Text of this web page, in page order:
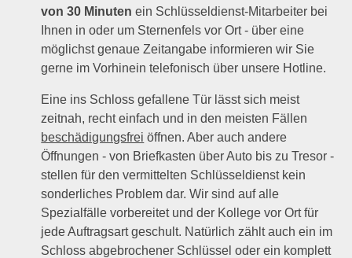
von 30 Minuten ein Schlüsseldienst-Mitarbeiter bei
Ihnen in oder um Sternenfels vor Ort - über eine
möglichst genaue Zeitangabe informieren wir Sie
gerne im Vorhinein telefonisch über unsere Hotline.
Eine ins Schloss gefallene Tür lässt sich meist
zeitnah, recht einfach und in den meisten Fällen
beschädigungsfrei öffnen. Aber auch andere
Öffnungen - von Briefkasten über Auto bis zu Tresor -
stellen für den vermittelten Schlüsseldienst kein
sonderliches Problem dar. Wir sind auf alle
Spezialfälle vorbereitet und der Kollege vor Ort für
jede Auftragsart geschult. Natürlich zählt auch ein im
Schloss abgebrochener Schlüssel oder ein komplett